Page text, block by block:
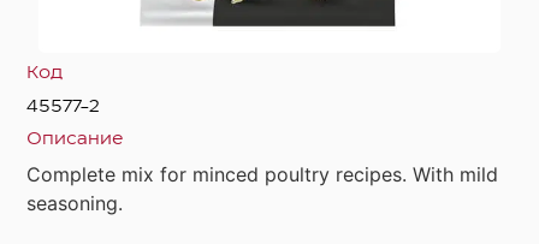
Код
45577-2
Описание
Complete mix for minced poultry recipes. With mild
seasoning.